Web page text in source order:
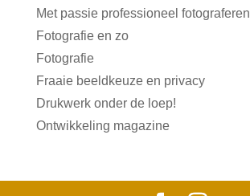
Met passie professioneel fotograferen
Fotografie en zo
Fotografie
Fraaie beeldkeuze en privacy
Drukwerk onder de loep!
Ontwikkeling magazine